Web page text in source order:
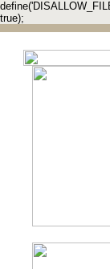
true);